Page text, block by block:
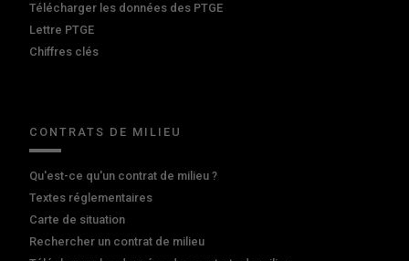
Télécharger les données des PTGE
Lettre PTGE
Chiffres clés
CONTRATS DE MILIEU
Qu'est-ce qu'un contrat de milieu ?
Textes réglementaires
Carte de situation
Rechercher un contrat de milieu